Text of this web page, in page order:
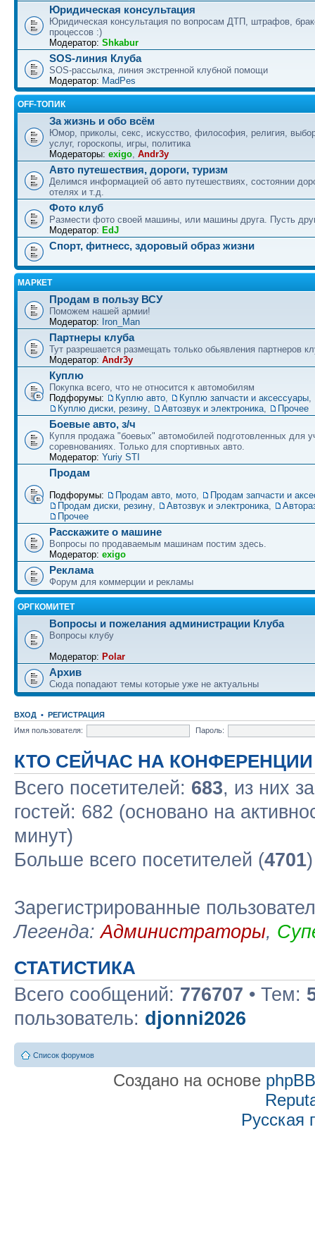
Юридическая консультация
Юридическая консультация по вопросам ДТП, штрафов,
процессов :)
Модератор: Shkabur
SOS-линия Клуба
SOS-рассылка, линия экстренной клубной помощи
Модератор: MadPes
OFF-ТОПИК
За жизнь и обо всём
Юмор, приколы, секс, искусство, философия, религия,
услуг, гороскопы, игры, политика
Модераторы: exigo, Andr3y
Авто путешествия, дороги, туризм
Делимся информацией об авто путешествиях, состоянии
отелях и т.д.
Фото клуб
Размести фото своей машины, или машины друга. Пусть
Модератор: EdJ
Спорт, фитнесс, здоровый образ жизни
МАРКЕТ
Продам в пользу ВСУ
Поможем нашей армии!
Модератор: Iron_Man
Партнеры клуба
Тут разрешается размещать только обьявления партнеров
Модератор: Andr3y
Куплю
Покупка всего, что не относится к автомобилям
Подфорумы:
Куплю авто, Куплю запчасти и аксессуары,
Куплю диски, резину, Автозвук и электроника, Прочее
Боевые авто, з/ч
Купля продажа "боевых" автомобилей подготовленных для
соревнованиях. Только для спортивных авто.
Модератор: Yuriy STI
Продам
Подфорумы: Продам авто, мото,
Продам запчасти и
Продам диски, резину, Автозвук и электроника,
Прочее
Расскажите о машине
Вопросы по продаваемым машинам постим здесь.
Модератор: exigo
Реклама
Форум для коммерции и рекламы
ОРГКОМИТЕТ
Вопросы и пожелания администрации Клуба
Вопросы клубу
Модератор: Polar
Архив
Сюда попадают темы которые уже не актуальны
ВХОД • РЕГИСТРАЦИЯ
Имя пользователя:
Пароль:
КТО СЕЙЧАС НА КОНФЕРЕНЦИИ
Всего посетителей: 683, из них
гостей: 682 (основано на
минут)
Больше всего посетителей (4701
Зарегистрированные
Легенда:Администраторы,
СТАТИСТИКА
Всего сообщений: 776707 • Тем:
пользователь: djonni2026
Список форумов
Создано на основе phpBB
Русская